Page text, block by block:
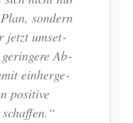
son­dern
jetzt um­set­
Ab­
ein­her­ge­
po­si­ti­ve